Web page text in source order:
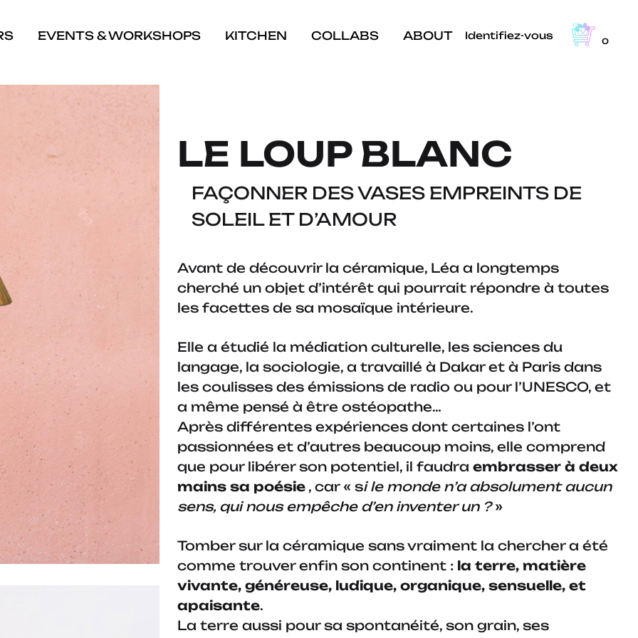
EVENTS & WORKSHOPS KITCHEN COLLABS ABOUT Identifiez-vous 0
LE LOUP BLANC
FAÇONNER DES VASES EMPREINTS DE
SOLEIL ET D’AMOUR
Avant de découvrir la céramique, Léa a longtemps
cherché un objet d’intérêt qui pourrait répondre à toutes
les facettes de sa mosaïque intérieure.
Elle a étudié la médiation culturelle, les sciences du
langage, la sociologie, a travaillé à Dakar et à Paris dans
les coulisses des émissions de radio ou pour l’UNESCO, et
a même pensé à être ostéopathe…
Après différentes expériences dont certaines l’ont
passionnées et d’autres beaucoup moins, elle comprend
que pour libérer son potentiel, il faudra embrasser à deux
mains sa poésie , car « si le monde n’a absolument aucun
sens, qui nous empêche d’en inventer un ?»
Tomber sur la céramique sans vraiment la chercher a été
comme trouver enfin son continent : la terre, matière
vivante, généreuse, ludique, organique, sensuelle, et
apaisante.
La terre aussi pour sa spontanéité, son grain, ses